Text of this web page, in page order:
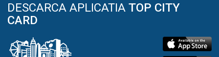
DESCARCA APLICATIA TOP CITY
CARD